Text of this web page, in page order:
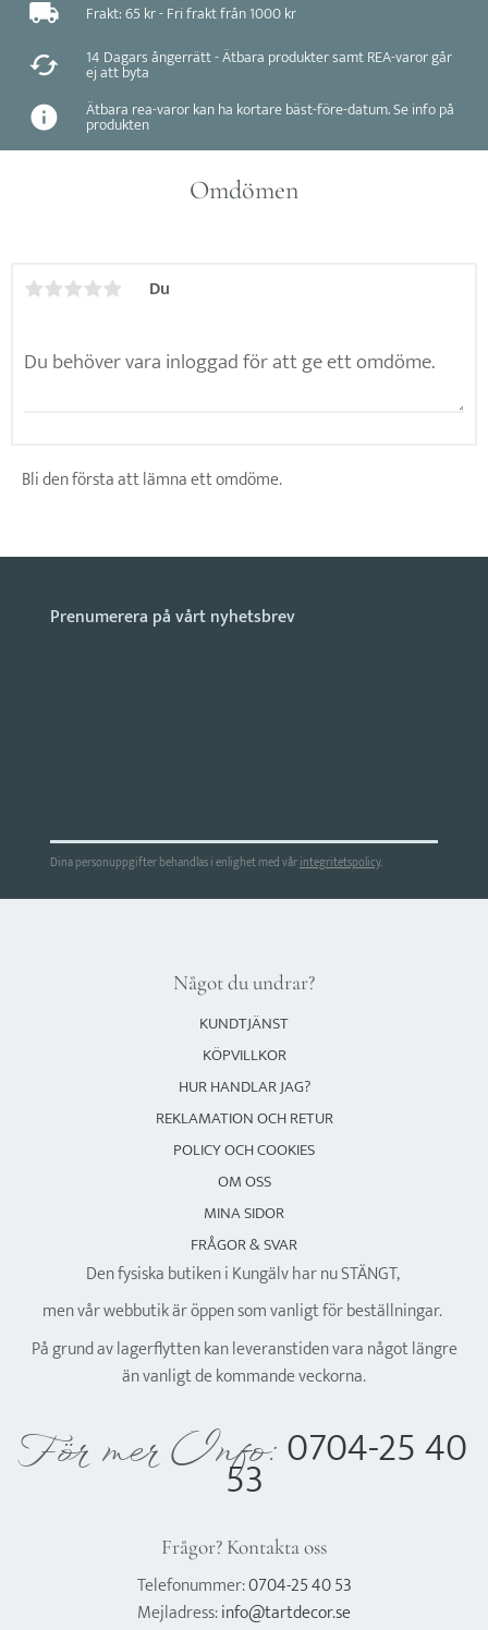
Frakt: 65 kr - Fri frakt från 1000 kr
14 Dagars ångerrätt - Ätbara produkter samt REA-varor går
ej att byta
Ätbara rea-varor kan ha kortare bäst-före-datum. Se info på
produkten
Omdömen
Du
Bli den första att lämna ett omdöme.
Dina personuppgifter behandlas i enlighet med vårintegritetspolicy.
Något du undrar?
KUNDTJÄNST
KÖPVILLKOR
HUR HANDLAR JAG?
REKLAMATION OCH RETUR
POLICY OCH COOKIES
OM OSS
MINA SIDOR
FRÅGOR & SVAR
Den fysiska butiken i Kungälv har nu STÄNGT,
men vår webbutik är öppen som vanligt för beställningar.
På grund av lagerflytten kan leveranstiden vara något längre
än vanligt de kommande veckorna.
För mer Info: 0704-25 40
53
Frågor? Kontakta oss
Telefonummer:0704-25 40 53
Mejladress:info@tartdecor.se